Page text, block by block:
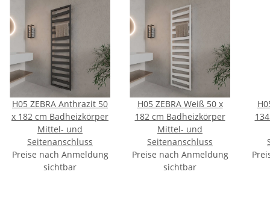
H05 ZEBRA Anthrazit 50
x 182 cm Badheizkörper
Mittel- und
Seitenanschluss
Preise nach Anmeldung
sichtbar
H05 ZEBRA Weiß 50 x
182 cm Badheizkörper
Mittel- und
Seitenanschluss
Preise nach Anmeldung
sichtbar